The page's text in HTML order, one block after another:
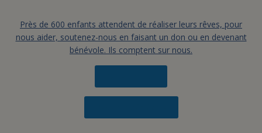
Près de 600 enfants attendent de réaliser leurs rêves, pour
nous aider, soutenez-nous en faisant un don ou en devenant
bénévole. Ils comptent sur nous.